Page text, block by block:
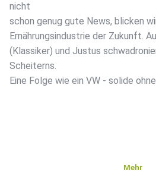
nicht
schon genug gute News, blicken
Ernährungsindustrie der Zukunft.
(Klassiker) und Justus
Scheiterns.
Eine Folge wie ein VW - solide
Mehr